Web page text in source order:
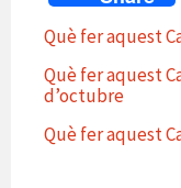
at
sA
p
p
b
o
o
k
Què fer aquest
Què fer aquest
d’octubre
Què fer aquest